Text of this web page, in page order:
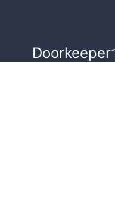
Doorkeeper